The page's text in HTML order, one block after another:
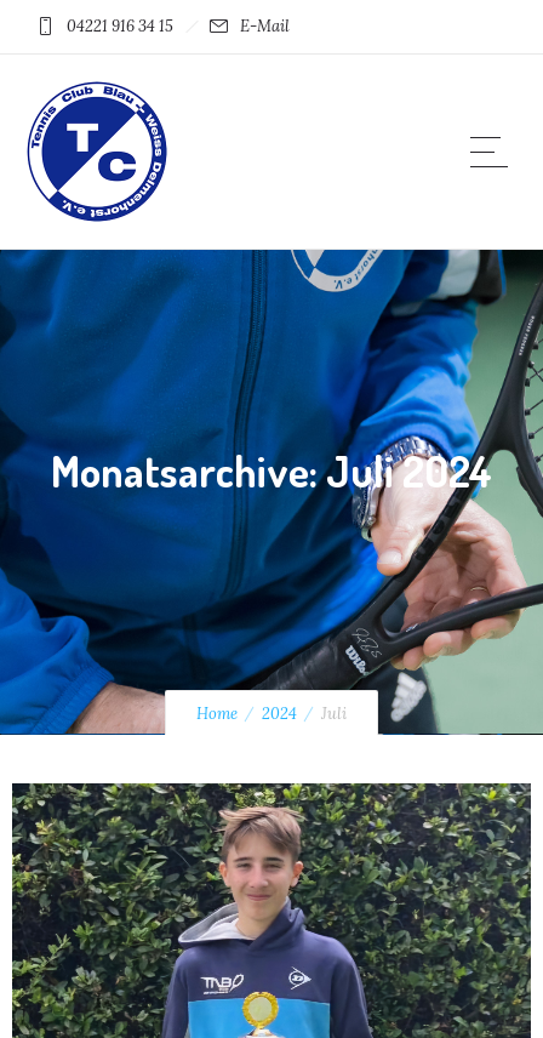
04221 916 34 15 E-Mail
Monatsarchive: Juli 2024
Home 2024 Juli